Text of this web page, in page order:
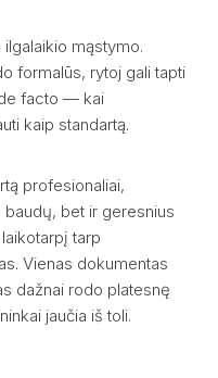
mąstymo.
formalūs, rytoj gali tapti
facto — kai
kaip standartą.
profesionaliai,
baudų, bet ir geresnius
tarp
Vienas dokumentas
dažnai rodo platesnę
jaučia iš toli.